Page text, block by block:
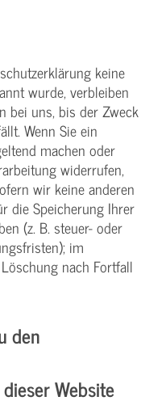
keine
wurde, verbleiben
bei uns, bis der Zweck
Wenn Sie ein
machen oder
widerrufen,
wir keine anderen
die Speicherung Ihrer
(z. B. steuer- oder
im
nach Fortfall
den
Website